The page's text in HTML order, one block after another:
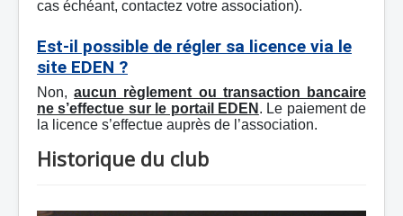
cas échéant, contactez votre association).
Est-il possible de régler sa licence via le
site EDEN ?
Non,aucun règlement ou transaction bancaire
ne s’effectue sur le portail EDEN . Le paiement de
la licence s’effectue auprès de l’association.
Historique du club